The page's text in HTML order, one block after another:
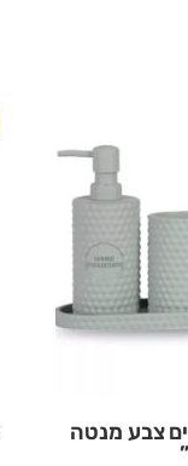
4 חלקים צבע מנטה